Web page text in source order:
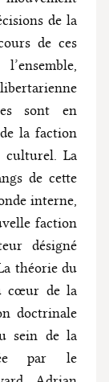
de la
de ces
sont en
la faction
culturel. La
de cette
interne,
faction
désigné
théorie du
cœur de la
doctrinale
sein de la
par le